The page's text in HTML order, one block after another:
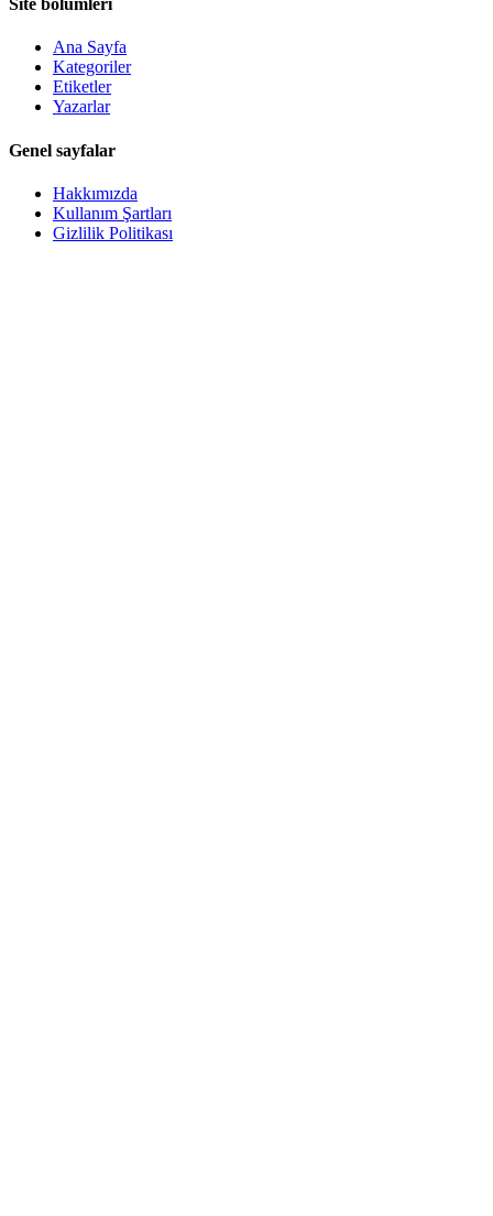
Site bölümleri
Ana Sayfa
Kategoriler
Etiketler
Yazarlar
Genel sayfalar
Hakkımızda
Kullanım Şartları
Gizlilik Politikası